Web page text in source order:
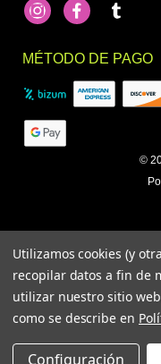
InstagramFacebook
MÉTODO DE PAGO
©
Utilizamos cookies (y
recopilar datos a fin de
utilizar nuestro sitio
como se describe en
Configuración